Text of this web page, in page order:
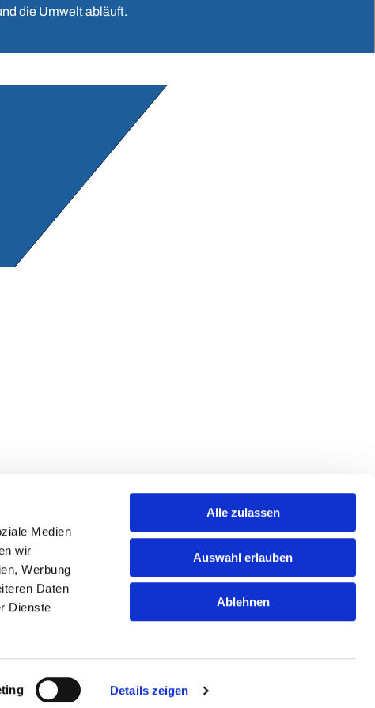
Medien
wir
Werbung
Daten
Dienste
Details zeigen
Alle zulassen
Auswahl erlauben
Ablehnen
die Umwelt abläuft.
Rufen Sie am besten gleich an, damit wir
Impressum Datenschutzhinweise